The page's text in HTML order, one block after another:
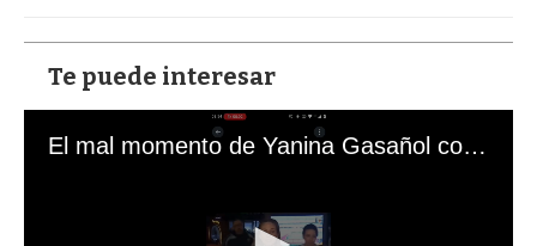
Te puede interesar
El mal momento de Yanina Gasañol con un hincha argentino en "Subrayado"